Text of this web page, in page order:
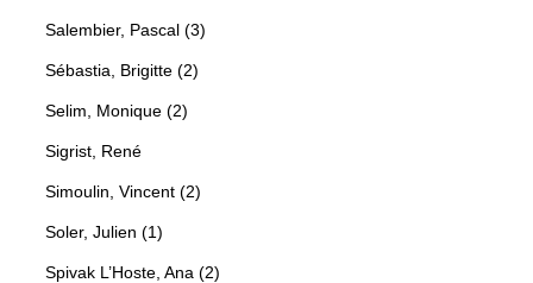
Salembier, Pascal (3)
Sébastia, Brigitte (2)
Selim, Monique (2)
Sigrist, René
Simoulin, Vincent (2)
Soler, Julien (1)
Spivak L’Hoste, Ana (2)